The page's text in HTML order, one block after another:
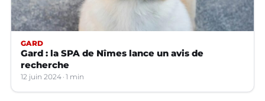
GARD
Gard : la SPA de Nîmes lance un avis de
recherche
12 juin 2024 1 min